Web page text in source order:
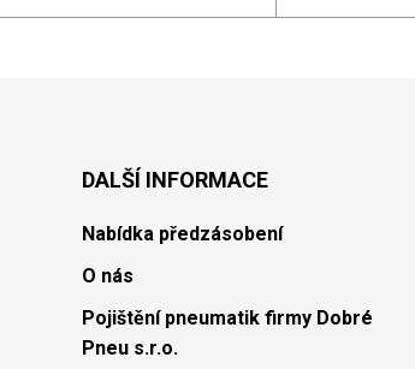
DALŠÍ INFORMACE
Nabídka předzásobení
O nás
Pojištění pneumatik firmy Dobré
Pneu s.r.o.